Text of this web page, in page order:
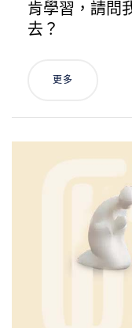
肯學習，請問
去？
更多